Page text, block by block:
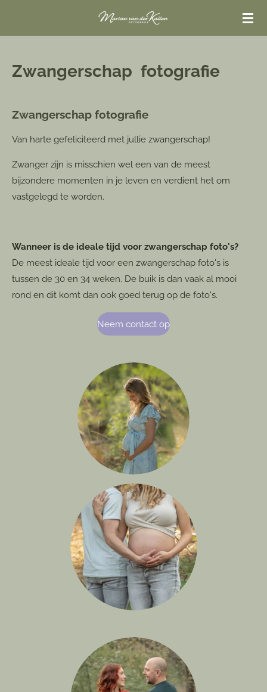
hoofdinhoud
Zwangerschap fotografie
Zwangerschap fotografie
Van harte gefeliciteerd met jullie zwangerschap!
Zwanger zijn is misschien wel een van de meest
bijzondere momenten in je leven en verdient het om
vastgelegd te worden.
Wanneer is de ideale tijd voor zwangerschap foto's?
De meest ideale tijd voor een zwangerschap foto's is
tussen de 30 en 34 weken. De buik is dan vaak al mooi
rond en dit komt dan ook goed terug op de foto's.
Neem contact op